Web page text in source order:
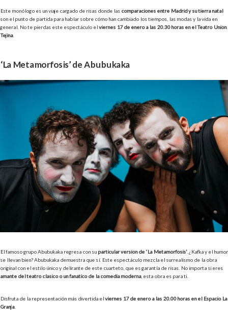
Este monólogo es un viaje cargado de risas donde las comparaciones entre Madrid y su tierra natal
son el punto de partida para hablar sobre cómo han cambiado los tiempos, las modas y la vida en
general. No te pierdas este espectáculo elviernes 17 de enero a las 20.30 horas en el Teatro Unión
Tejina.
‘La Metamorfosis’ de Abubukaka
El famoso grupo Abubukaka regresa con su particular versión de ‘La Metamorfosis’. ¿Kafka y el humor
se llevan bien? Abubukaka demuestra que sí. Este espectáculo mezcla el surrealismo de la obra
original con el estilo único y delirante de este cuarteto, que es garantía de risas. No importa si eres
amante del teatro clásico o un fanático de la comedia moderna, esta obra es para ti.
Disfruta de la representación más divertida elviernes 17 de enero a las 20.00 horas en el Espacio La
Granja.